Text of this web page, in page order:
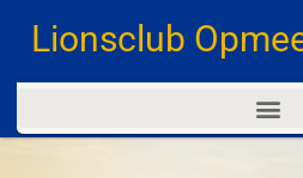
Lionsclub